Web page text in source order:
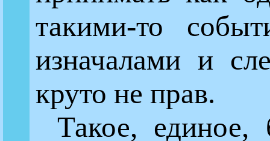
такими-то
изначалами и
круто не прав.
Такое, единое,